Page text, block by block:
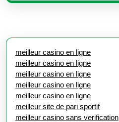
meilleur casino en ligne
meilleur casino en ligne
meilleur casino en ligne
meilleur casino en ligne
meilleur casino en ligne
meilleur site de pari sportif
meilleur casino sans verification